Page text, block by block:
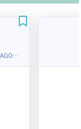
暗黒魔竜復活－REVIVAL OF BLACK DEMONS DRAGON－